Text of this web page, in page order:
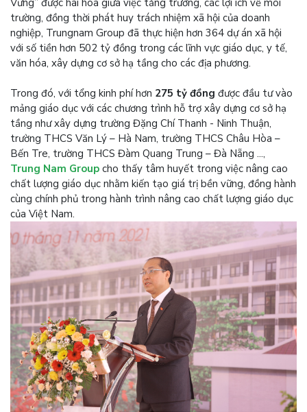
trường, đồng thời phát huy trách nhiệm xã hội của doanh
nghiệp, Trungnam Group đã thực hiện hơn 364 dự án xã hội
với số tiền hơn 502 tỷ đồng trong các lĩnh vực giáo dục, y tế,
văn hóa, xây dựng cơ sở hạ tầng cho các địa phương.
Trong đó, với tổng kinh phí hơn 275 tỷ đồng được đầu tư vào
mảng giáo dục với các chương trình hỗ trợ xây dựng cơ sở hạ
tầng như xây dựng trường Đặng Chí Thanh - Ninh Thuận,
trường THCS Văn Lý – Hà Nam, trường THCS Châu Hòa –
Bến Tre, trường THCS Đàm Quang Trung – Đà Nẵng ...,
Trung Nam Group cho thấy tâm huyết trong việc nâng cao
chất lượng giáo dục nhằm kiến tạo giá trị bền vững, đồng hành
cùng chính phủ trong hành trình nâng cao chất lượng giáo dục
của Việt Nam.